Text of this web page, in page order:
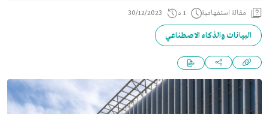
مقالة استفهامية 1 د 30/12/2023
البيانات والذكاء الاصطناعي